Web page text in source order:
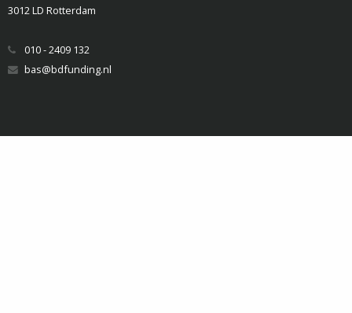
3012 LD Rotterdam
010 - 2409 132
bas@bdfunding.nl